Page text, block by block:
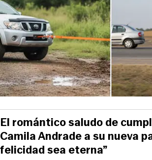
El romántico saludo de
Camila Andrade a su nueva
felicidad sea eterna”